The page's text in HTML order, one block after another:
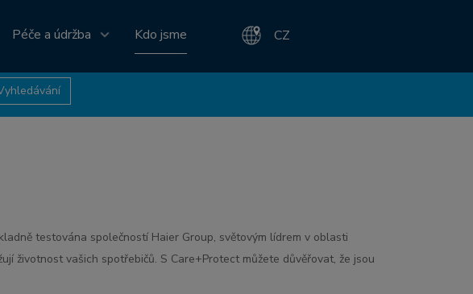
Péče a údržba Kdo jsme CZ
testována společností Haier Group, světovým lídrem v oblasti
životnost vašich spotřebičů. S Care+Protect můžete důvěřovat, že jsou